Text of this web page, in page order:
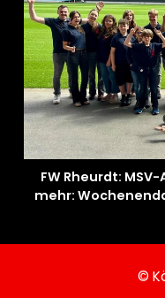
FW Rheurdt:
mehr:
©